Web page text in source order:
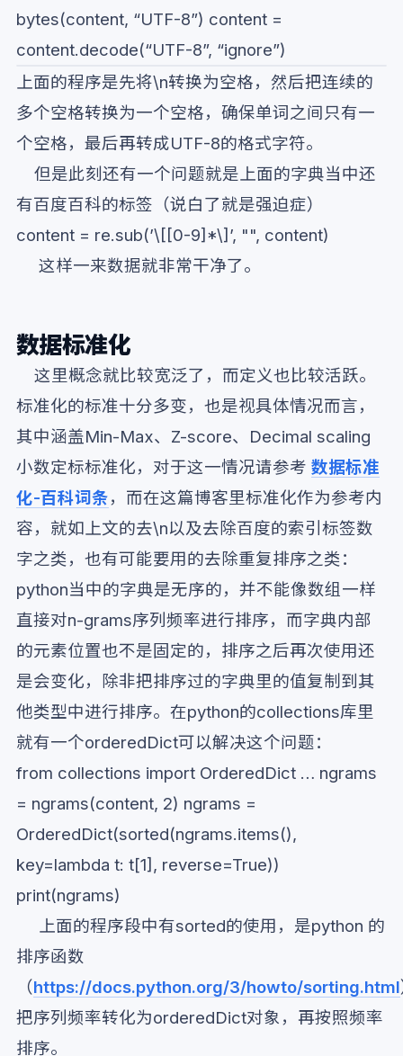
bytes(content, “UTF-8”) content =
content.decode(“UTF-8”, “ignore”)
上面的程序是先将\n转换为空格，然后把连续的
多个空格转换为一个空格，确保单词之间只有一
个空格，最后再转成UTF-8的格式字符。
但是此刻还有一个问题就是上面的字典当中还
有百度百科的标签（说白了就是强迫症）
content = re.sub(’\[[0-9]*\]’, "", content)
这样一来数据就非常干净了。
数据标准化
这里概念就比较宽泛了，而定义也比较活跃。
标准化的标准十分多变，也是视具体情况而言，
其中涵盖Min-Max、Z-score、Decimal scaling
小数定标标准化，对于这一情况请参考 数据标准
化-百科词条，而在这篇博客里标准化作为参考内
容，就如上文的去\n以及去除百度的索引标签数
字之类，也有可能要用的去除重复排序之类：
python当中的字典是无序的，并不能像数组一样
直接对n-grams序列频率进行排序，而字典内部
的元素位置也不是固定的，排序之后再次使用还
是会变化，除非把排序过的字典里的值复制到其
他类型中进行排序。在python的collections库里
就有一个orderedDict可以解决这个问题：
from collections import OrderedDict … ngrams
= ngrams(content, 2) ngrams =
OrderedDict(sorted(ngrams.items(),
key=lambda t: t[1], reverse=True))
print(ngrams)
上面的程序段中有sorted的使用，是python 的
排序函数
（https://docs.python.org/3/howto/sorting.html
把序列频率转化为orderedDict对象，再按照频率
排序。